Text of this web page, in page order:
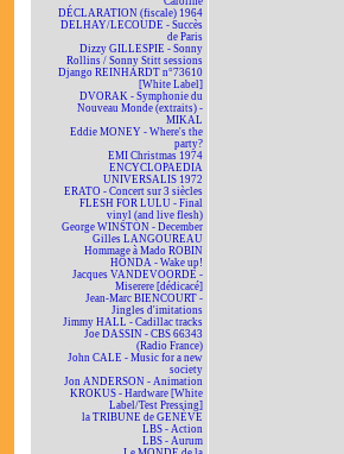
DÉCLARATION (fiscale) 1964
DELHAY/LECOUDE - Succès
de Paris
Dizzy GILLESPIE - Sonny
Rollins / Sonny Stitt sessions
Django REINHARDT n°73610
[White Label]
DVORAK - Symphonie du
Nouveau Monde (extraits) -
MIKAL
Eddie MONEY - Where's the
party?
EMI Christmas 1974
ENCYCLOPAEDIA
UNIVERSALIS 1972
ERATO - Concert sur 3 siècles
FLESH FOR LULU - Final
vinyl (and live flesh)
George WINSTON - December
Gilles LANGOUREAU
Hommage à Mado ROBIN
HONDA - Wake up!
Jacques VANDEVOORDE -
Miserere [dédicacé]
Jean-Marc BIENCOURT -
Jingles d'imitations
Jimmy HALL - Cadillac tracks
Joe DASSIN - CBS 66343
(Radio France)
John CALE - Music for a new
society
Jon ANDERSON - Animation
KROKUS - Hardware [White
Label/Test Pressing]
la TRIBUNE de GENÈVE
LBS - Action
LBS - Aurum